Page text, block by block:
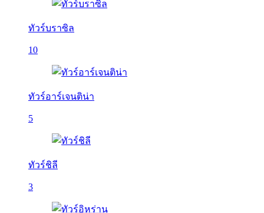
ทัวร์บราซิล
10
ทัวร์อาร์เจนติน่า
5
ทัวร์ชิลี
3